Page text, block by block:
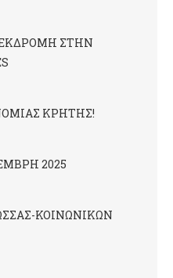
ΣΤΗΝ
ΚΡΗΤΗΣ!
2025
ΚΟΙΝΩΝΙΚΩΝ